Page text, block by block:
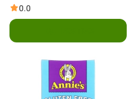
выдержанный чеддер,
макароны и сырный соус,
0.0